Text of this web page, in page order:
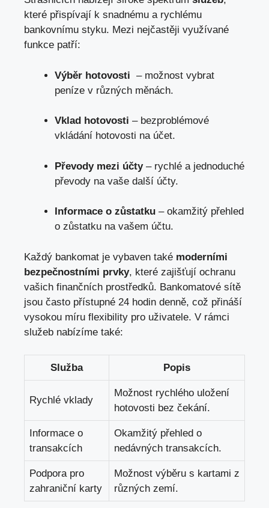
‌které přispívají k snadnému a rychlému
bankovnímu styku. ⁤Mezi nejčastěji využívané
funkce patří:
Výběr hotovosti ‌ – možnost vybrat
peníze v různých měnách.
Vklad hotovosti – bezproblémové
vkládání hotovosti na‌ účet.
Převody ‌mezi účty– rychlé a jednoduché
převody na⁢ vaše další účty.
Informace ​o zůstatku – okamžitý přehled
o zůstatku na vašem účtu.
Každý bankomat je vybaven také moderními
bezpečnostními prvky, které zajišťují ochranu
vašich finančních prostředků. Bankomatové sítě
jsou často přístupné⁢ 24 hodin denně, což přináší
vysokou míru flexibility pro uživatele. V rámci
služeb nabízíme také:
Služba Popis
Rychlé vklady
Možnost rychlého uložení
hotovosti bez čekání.
Informace o
transakcích
Okamžitý přehled o
nedávných transakcích.
Podpora pro
zahraniční karty
Možnost výběru s kartami‍ z
různých zemí.